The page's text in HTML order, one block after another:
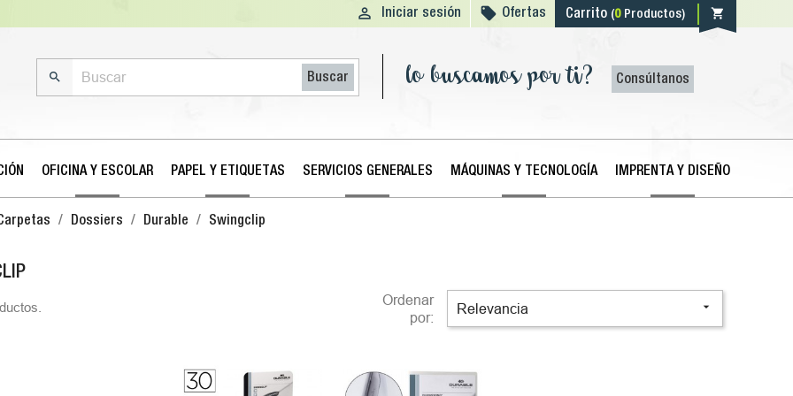
 Iniciar sesión  Ofertas Carrito (0Productos) shopping_cart
 Buscar lo buscamos por ti? Consúltanos
OFICINA Y ESCOLAR PAPEL Y ETIQUETAS SERVICIOS GENERALES MÁQUINAS Y TECNOLOGÍA IMPRENTA Y DISEÑO
Dossiers Durable Swingclip
Ordenar
por:
Relevancia 